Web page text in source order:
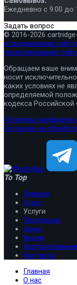
Ежедневно с 9.00 до
Задать вопрос
© 2016-2026
и продвижение
проектирование
Обращаем ваше
носит
каких условиях не
определяемой
кодекса
Политика
Согласие на
To Top
Главная
О нас
Услуги
Продукция
Цены
Акции
Контакты
Главная
О нас